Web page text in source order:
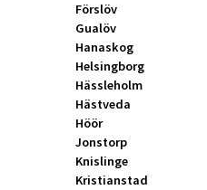
Förslöv
Gualöv
Hanaskog
Helsingborg
Hässleholm
Hästveda
Höör
Jonstorp
Knislinge
Kristianstad